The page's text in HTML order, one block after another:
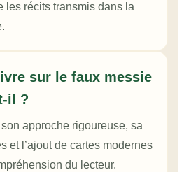
les récits transmis dans la
sur le faux messie
il ?
son approche rigoureuse, sa
et l’ajout de cartes modernes
du lecteur.